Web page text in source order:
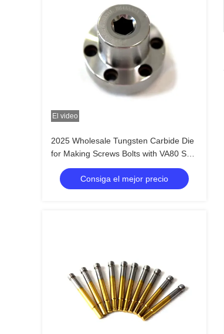
El video
2025 Wholesale Tungsten Carbide Die
for Making Screws Bolts with VA80 ST7
ST6 KG5 KG6 Materials and +/-0.01
ToleranceConsiga el mejor precio